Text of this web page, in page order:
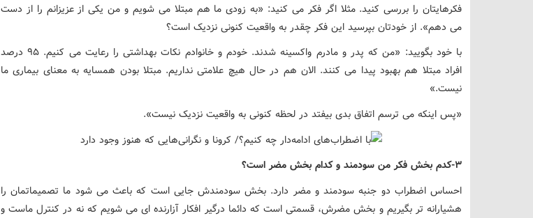
فکرهایتان را بررسی کنید. مثلا اگر فکر می کنید: «به زودی ما هم مبتلا می شویم و من یکی از عزیزانم را از دست
می دهم». از خودتان بپرسید این فکر چقدر به واقعیت کنونی نزدیک است؟
با خود بگویید: «من که پدر و مادرم واکسینه شدند. خودم و خانوادم نکات بهداشتی را رعایت می کنیم. 95 درصد
افراد مبتلا هم بهبود پیدا می کنند. الان هم در حال هیچ علامتی نداریم. مبتلا بودن همسایه به معنای بیماری ما
نیست.»
«پس اینکه می ترسم اتفاق بدی بیفتد در لحظه کنونی به واقعیت نزدیک نیست».
3-کدم بخش فکر من سودمند و کدام بخش مضر است؟
احساس اضطراب دو جنبه سودمند و مضر دارد. بخش سودمندش جایی است که باعث می شود ما تصمیماتمان را
هشیارانه تر بگیریم و بخش مضرش، قسمتی است که دائما درگیر افکار آزارنده ای می شویم که نه در کنترل ماست و